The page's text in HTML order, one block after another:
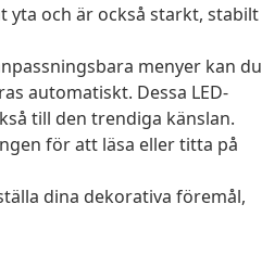
yta och är också starkt, stabilt
menyer kan du
automatiskt. Dessa LED-
till den trendiga känslan.
för att läsa eller titta på
dina dekorativa föremål,